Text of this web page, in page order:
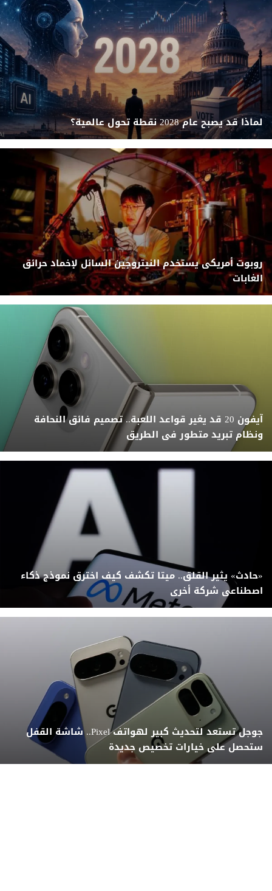
لماذا قد يصبح عام 2028 نقطة تحول عالمية؟
روبوت أمريكى يستخدم النيتروجين السائل لإخماد حرائق
الغابات
آيفون 20 قد يغير قواعد اللعبة.. تصميم فائق النحافة
ونظام تبريد متطور فى الطريق
«حادث» يثير القلق.. ميتا تكشف كيف اخترق نموذج ذكاء
اصطناعى شركة أخرى
جوجل تستعد لتحديث كبير لهواتف Pixel.. شاشة القفل
ستحصل على خيارات تخصيص جديدة